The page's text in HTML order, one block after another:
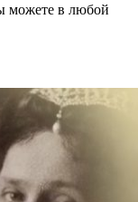
можете в любой